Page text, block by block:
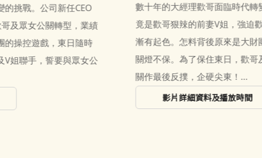
在商界風光一時的方希文，因投資失誤一夜破產，被迫由
深水灣搬到深水埗寄住在表舅父曾凡家，與表舅母何靜及
表妹曾芷盈同住，希文懇求前下屬林立品給予機會發展搏
反彈，為替富二代客戶聶睿智完成任務，希文找其表妹及
朋友仔林友、OK仔、肥B和阿倫，籌組一隊小孩基層足球
隊，找來前港隊成員胡肇豪執教，球隊面臨與富豪孫仔的
精英隊伍對決，希文決定要用她的下半場去改寫小孩的上